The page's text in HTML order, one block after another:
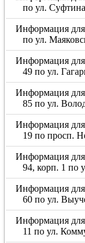
по ул. Суфтина
Информация
по ул.
Информация
49 по ул.
Информация
85 по ул.
Информация
19 по просп.
Информация
94, корп. 1 по
Информация
60 по ул.
Информация
11 по ул.